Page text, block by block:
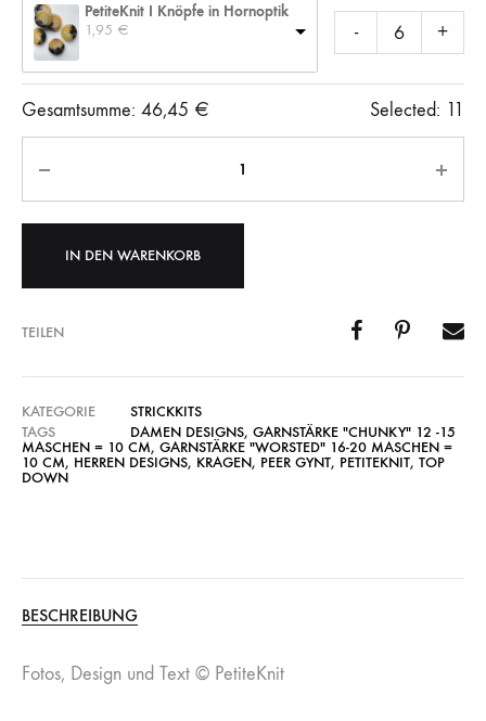
PetiteKnit I Knöpfe in Hornoptik
1,95 € - +
Gesamtsumme: 46,45 € Selected: 11
IN DEN WARENKORB
TEILEN
KATEGORIE
STRICKKITS
TAGS
DAMEN DESIGNS, GARNSTÄRKE "CHUNKY" 12 -15
MASCHEN = 10 CM, GARNSTÄRKE "WORSTED" 16-20 MASCHEN =
10 CM, HERREN DESIGNS, KRAGEN, PEER GYNT, PETITEKNIT, TOP
DOWN
BESCHREIBUNG
Fotos, Design und Text © PetiteKnit